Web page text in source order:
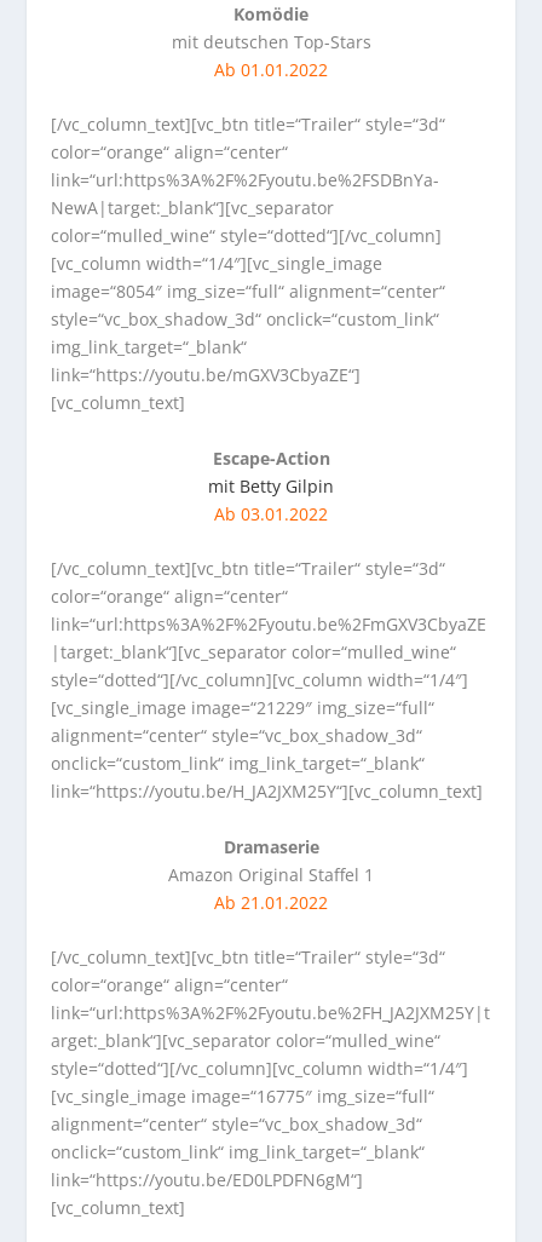
Komödie
mit deutschen Top-Stars
Ab 01.01.2022
[/vc_column_text][vc_btn title=“Trailer“ style=“3d“
color=“orange“ align=“center“
link=“url:https%3A%2F%2Fyoutu.be%2FSDBnYa-
NewA|target:_blank“][vc_separator
color=“mulled_wine“ style=“dotted“][/vc_column]
[vc_column width=“1/4″][vc_single_image
image=“8054″ img_size=“full“ alignment=“center“
style=“vc_box_shadow_3d“ onclick=“custom_link“
img_link_target=“_blank“
link=“https://youtu.be/mGXV3CbyaZE“]
[vc_column_text]
Escape-Action
mit Betty Gilpin
Ab 03.01.2022
[/vc_column_text][vc_btn title=“Trailer“ style=“3d“
color=“orange“ align=“center“
link=“url:https%3A%2F%2Fyoutu.be%2FmGXV3CbyaZE
|target:_blank“][vc_separator color=“mulled_wine“
style=“dotted“][/vc_column][vc_column width=“1/4″]
[vc_single_image image=“21229″ img_size=“full“
alignment=“center“ style=“vc_box_shadow_3d“
onclick=“custom_link“ img_link_target=“_blank“
link=“https://youtu.be/H_JA2JXM25Y“][vc_column_text]
Dramaserie
Amazon Original Staffel 1
Ab 21.01 .2022
[/vc_column_text][vc_btn title=“Trailer“ style=“3d“
color=“orange“ align=“center“
link=“url:https%3A%2F%2Fyoutu.be%2FH_JA2JXM25Y|t
arget:_blank“][vc_separator color=“mulled_wine“
style=“dotted“][/vc_column][vc_column width=“1/4″]
[vc_single_image image=“16775″ img_size=“full“
alignment=“center“ style=“vc_box_shadow_3d“
onclick=“custom_link“ img_link_target=“_blank“
link=“https://youtu.be/ED0LPDFN6gM“]
[vc_column_text]